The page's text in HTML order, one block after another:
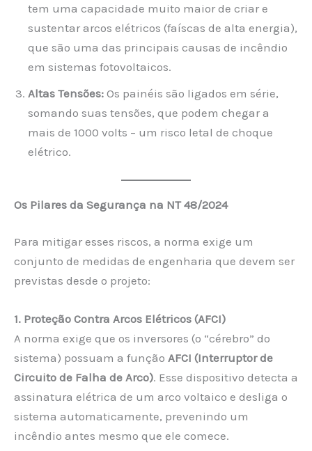
tem uma capacidade muito maior de criar e
sustentar arcos elétricos (faíscas de alta energia),
que são uma das principais causas de incêndio
em sistemas fotovoltaicos.
Altas Tensões: Os painéis são ligados em série,
somando suas tensões, que podem chegar a
mais de 1000 volts – um risco letal de choque
elétrico.
Os Pilares da Segurança na NT 48/2024
Para mitigar esses riscos, a norma exige um
conjunto de medidas de engenharia que devem ser
previstas desde o projeto:
1. Proteção Contra Arcos Elétricos (AFCI)
A norma exige que os inversores (o “cérebro” do
sistema) possuam a função AFCI (Interruptor de
Circuito de Falha de Arco). Esse dispositivo detecta a
assinatura elétrica de um arco voltaico e desliga o
sistema automaticamente, prevenindo um
incêndio antes mesmo que ele comece.